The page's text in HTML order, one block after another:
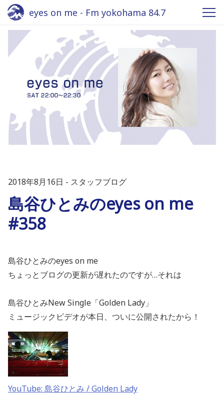
eyes on me - Fm yokohama 84.7
2018年8月16日 スタッフブログ
島谷ひとみのeyes on me
#358
島谷ひとみのeyes on me
ちょっとブログの更新が遅れたのですが…それは
島谷ひとみNew Single「Golden Lady」
ミュージックビデオが本日、ついに公開されたから！
YouTube: 島谷ひとみ / Golden Lady